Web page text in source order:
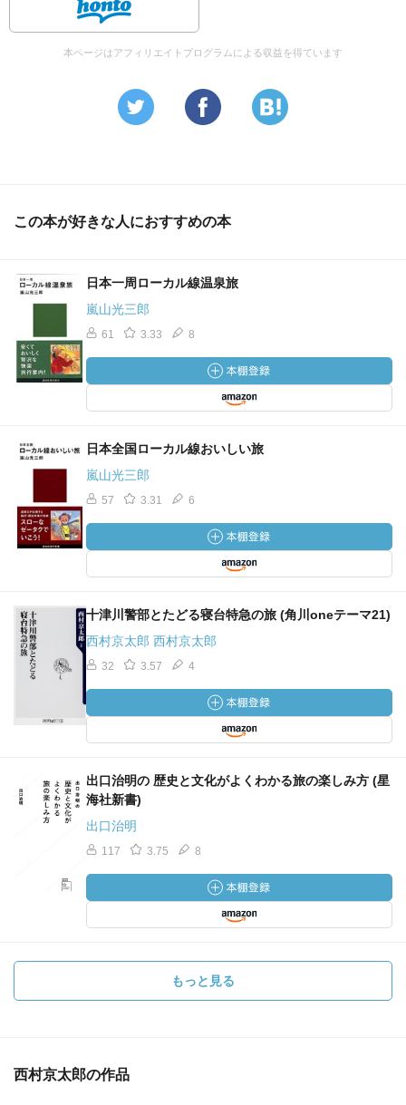
本ページはアフィリエイトプログラムによる収益を得ています
この本が好きな人におすすめの本
日本一周ローカル線温泉旅
嵐山光三郎
61 3.33 8
日本全国ローカル線おいしい旅
嵐山光三郎
57 3.31 6
十津川警部とたどる寝台特急の旅 (角川oneテーマ21)
西村京太郎 西村京太郎
32 3.57 4
出口治明の 歴史と文化がよくわかる旅の楽しみ方 (星
海社新書)
出口治明
117 3.75 8
もっと見る
西村京太郎の作品